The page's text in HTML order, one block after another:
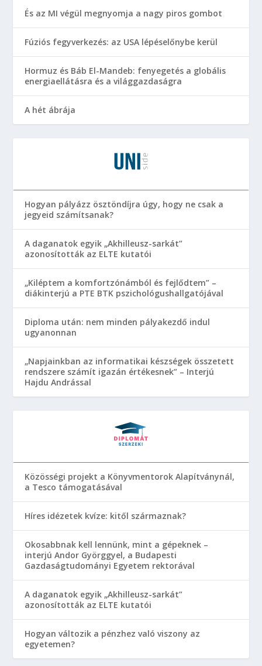
És az MI végül megnyomja a nagy piros gombot
Fúziós fegyverkezés: az USA lépéselőnybe kerül
Hormuz és Báb El-Mandeb: fenyegetés a globális
energiaellátásra és a világgazdaságra
A hét ábrája
Hogyan pályázz ösztöndíjra úgy, hogy ne csak a
jegyeid számítsanak?
A daganatok egyik „Akhilleusz-sarkát”
azonosították az ELTE kutatói
„Kiléptem a komfortzónámból és fejlődtem” –
diákinterjú a PTE BTK pszichológushallgatójával
Diploma után: nem minden pályakezdő indul
ugyanonnan
„Napjainkban az informatikai készségek összetett
rendszere számít igazán értékesnek” – Interjú
Hajdu Andrással
Közösségi projekt a Könyvmentorok Alapítványnál,
a Tesco támogatásával
Híres idézetek kvíze: kitől származnak?
Okosabbnak kell lennünk, mint a gépeknek –
interjú Andor Györggyel, a Budapesti
Gazdaságtudományi Egyetem rektorával
A daganatok egyik „Akhilleusz-sarkát”
azonosították az ELTE kutatói
Hogyan változik a pénzhez való viszony az
egyetemen?